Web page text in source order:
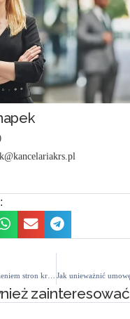
zainteresować